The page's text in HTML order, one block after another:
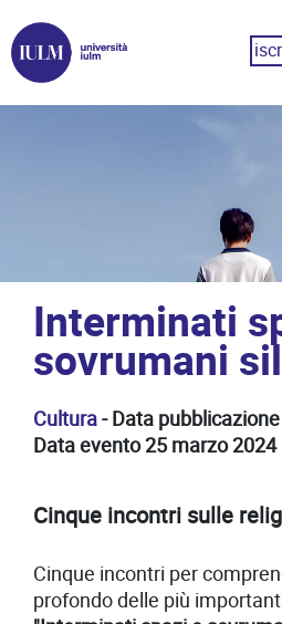
Interminati
sovrumani
Cultura- Data
Data evento 25 marzo 2024
Cinque incontri sulle
Cinque incontri per
profondo delle più